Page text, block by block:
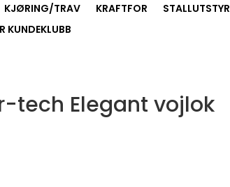
KJØRING/TRAV KRAFTFOR
STALLUTSTYR
KUNDEKLUBB
tech Elegant vojlok